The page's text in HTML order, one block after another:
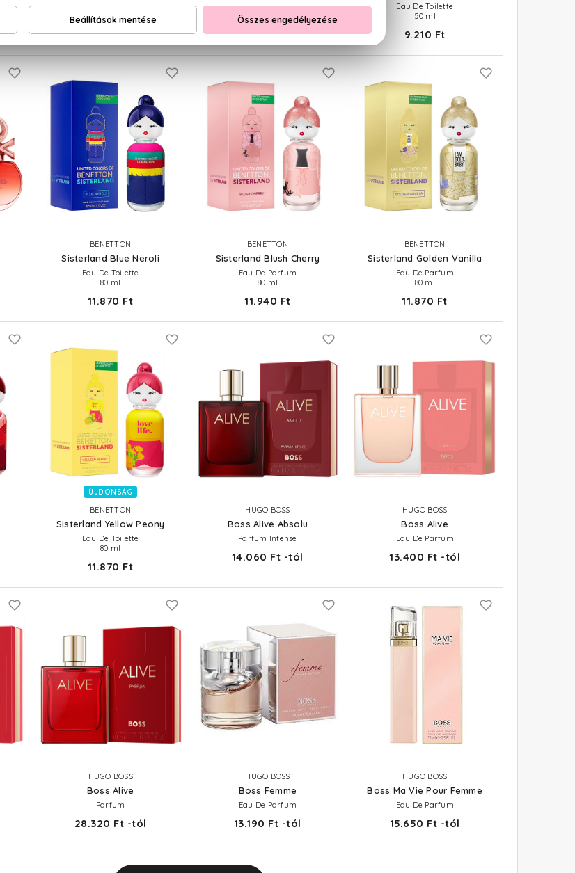
Eau De Toilette
6.660 Ft -tól
Eau De Toilette
6.530 Ft -tól
Eau De Toilette
50 ml
9.210 Ft
BENETTON
Sisterland Blue Neroli
Eau De Toilette
80 ml
11.870 Ft
BENETTON
Sisterland Blush Cherry
Eau De Parfum
80 ml
11.940 Ft
BENETTON
Sisterland Golden Vanilla
Eau De Parfum
80 ml
11.870 Ft
ÚJDONSÁG
BENETTON
Sisterland Yellow Peony
Eau De Toilette
80 ml
11.870 Ft
HUGO BOSS
Boss Alive Absolu
Parfum Intense
14.060 Ft -tól
HUGO BOSS
Boss Alive
Eau De Parfum
13.400 Ft -tól
HUGO BOSS
Boss Alive
Parfum
28.320 Ft -tól
HUGO BOSS
Boss Femme
Eau De Parfum
13.190 Ft -tól
HUGO BOSS
Boss Ma Vie Pour Femme
Eau De Parfum
15.650 Ft -tól